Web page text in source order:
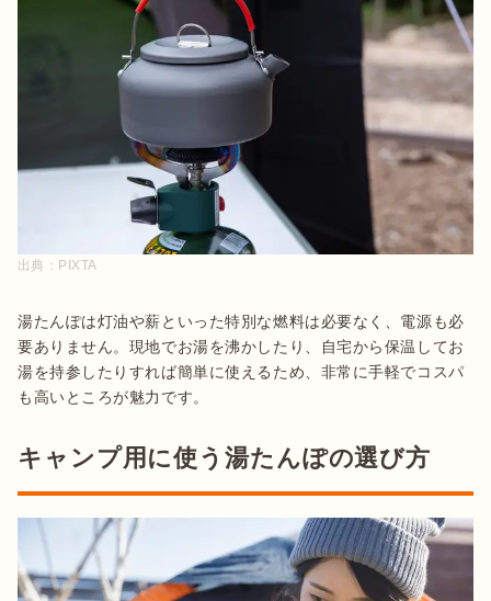
出典： PIXTA
湯たんぽは灯油や薪といった特別な燃料は必要なく、電源も必
要ありません。現地でお湯を沸かしたり、自宅から保温してお
湯を持参したりすれば簡単に使えるため、非常に手軽でコスパ
も高いところが魅力です。
キャンプ用に使う湯たんぽの選び方